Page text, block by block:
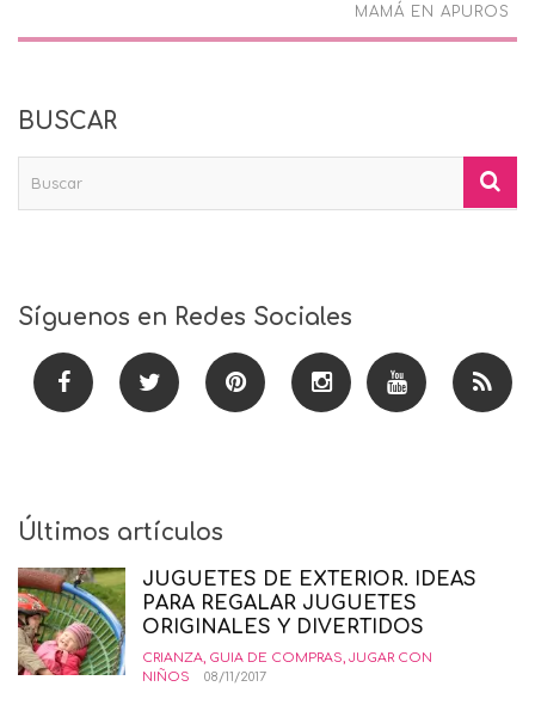
MAMÁ EN APUROS
BUSCAR
Síguenos en Redes Sociales
Últimos artículos
JUGUETES DE EXTERIOR. IDEAS
PARA REGALAR JUGUETES
ORIGINALES Y DIVERTIDOS
CRIANZA, GUIA DE COMPRAS, JUGAR CON
NIÑOS
08/11/2017